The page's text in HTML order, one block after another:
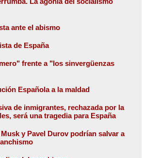
ante el abismo
de España
frente a "los sinvergüenzas
Española a la maldad
de inmigrantes, rechazada por la
será una tragedia para España
y Pavel Durov podrían salvar a